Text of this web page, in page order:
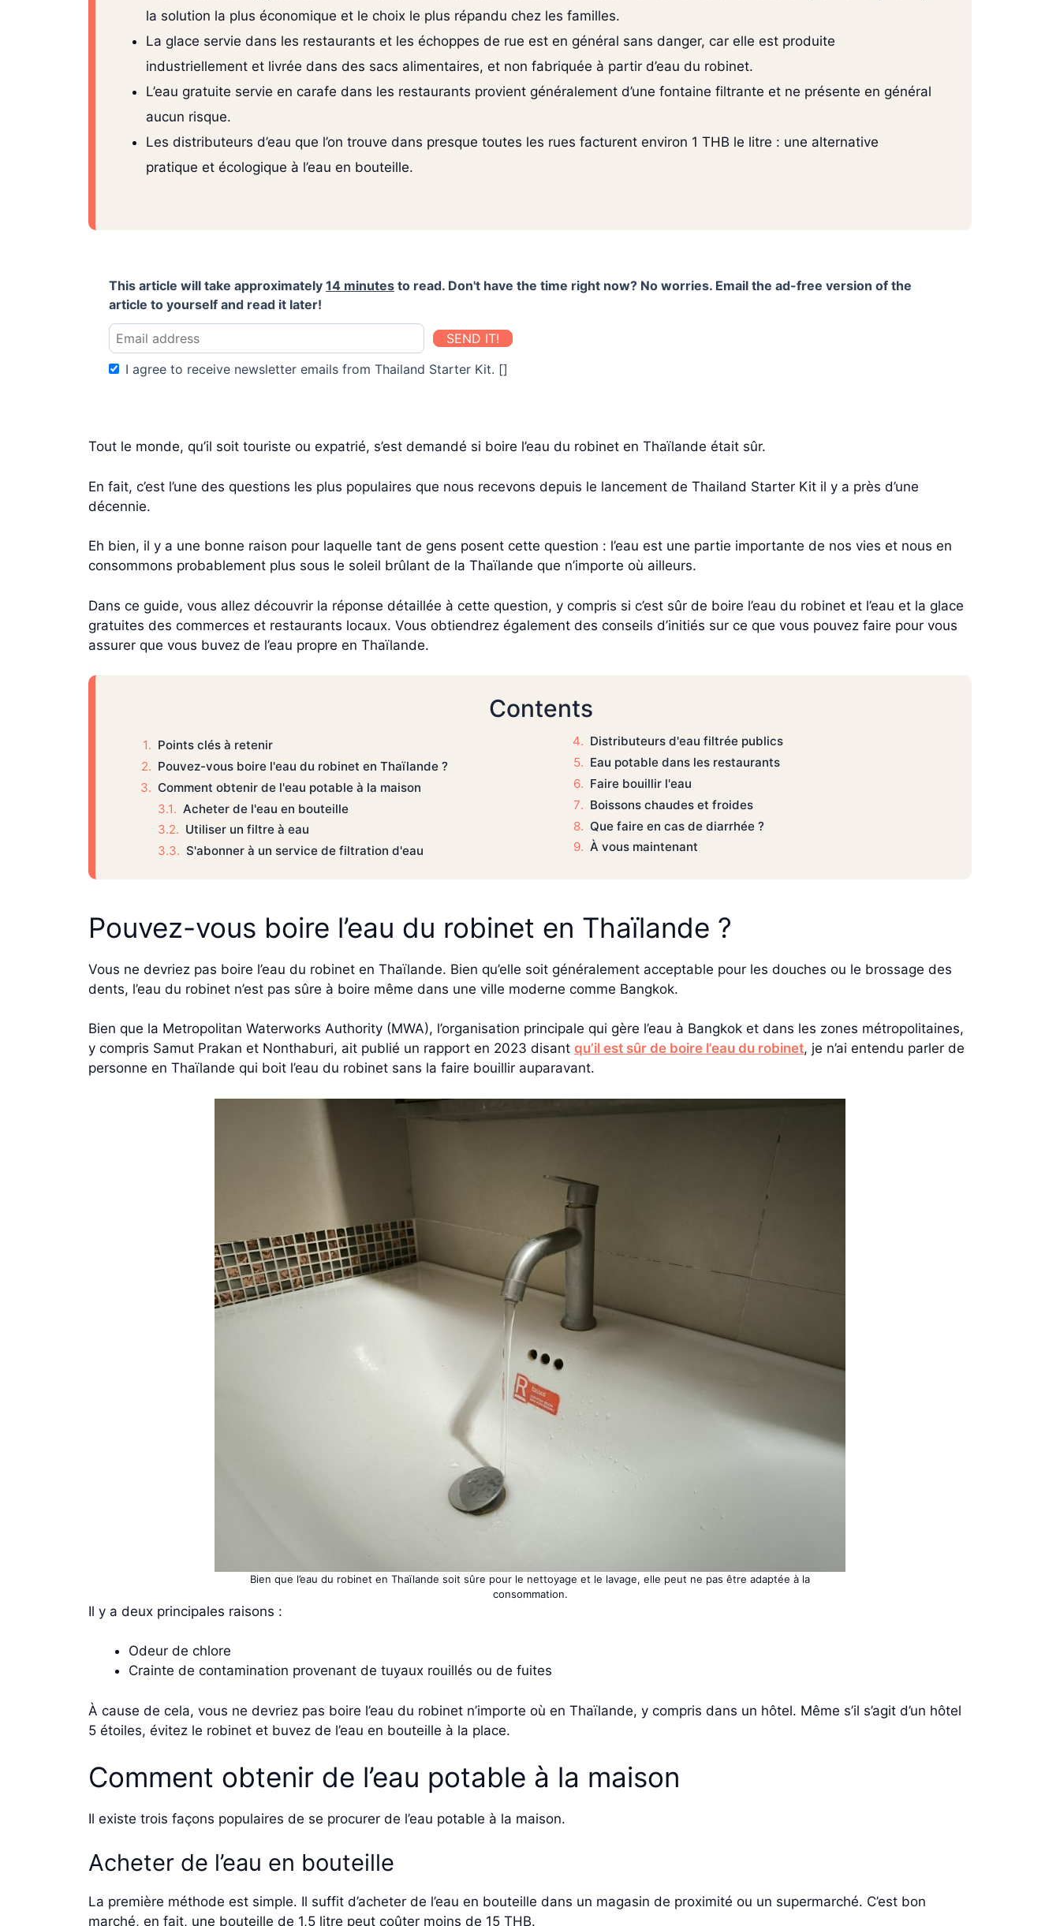
la solution la plus économique et le choix le plus répandu chez les familles.
La glace servie dans les restaurants et les échoppes de rue est en général sans danger, car elle est produite
industriellement et livrée dans des sacs alimentaires, et non fabriquée à partir d’eau du robinet.
L’eau gratuite servie en carafe dans les restaurants provient généralement d’une fontaine filtrante et ne présente en général
aucun risque.
Les distributeurs d’eau que l’on trouve dans presque toutes les rues facturent environ 1 THB le litre : une alternative
pratique et écologique à l’eau en bouteille.
This article will take approximately 14 minutes to read. Don't have the time right now? No worries. Email the ad-free version of the
article to yourself and read it later!
SEND IT!
I agree to receive newsletter emails from Thailand Starter Kit. []
Tout le monde, qu’il soit touriste ou expatrié, s’est demandé si boire l’eau du robinet en Thaïlande était sûr.
En fait, c’est l’une des questions les plus populaires que nous recevons depuis le lancement de Thailand Starter Kit il y a près d’une
décennie.
Eh bien, il y a une bonne raison pour laquelle tant de gens posent cette question : l’eau est une partie importante de nos vies et nous en
consommons probablement plus sous le soleil brûlant de la Thaïlande que n’importe où ailleurs.
Dans ce guide, vous allez découvrir la réponse détaillée à cette question, y compris si c’est sûr de boire l’eau du robinet et l’eau et la glace
gratuites des commerces et restaurants locaux. Vous obtiendrez également des conseils d’initiés sur ce que vous pouvez faire pour vous
assurer que vous buvez de l’eau propre en Thaïlande.
Contents
Points clés à retenir
Pouvez-vous boire l'eau du robinet en Thaïlande ?
Comment obtenir de l'eau potable à la maison
Acheter de l'eau en bouteille
Utiliser un filtre à eau
S'abonner à un service de filtration d'eau
Distributeurs d'eau filtrée publics
Eau potable dans les restaurants
Faire bouillir l'eau
Boissons chaudes et froides
Que faire en cas de diarrhée ?
À vous maintenant
Pouvez-vous boire l’eau du robinet en Thaïlande ?
Vous ne devriez pas boire l’eau du robinet en Thaïlande. Bien qu’elle soit généralement acceptable pour les douches ou le brossage des
dents, l’eau du robinet n’est pas sûre à boire même dans une ville moderne comme Bangkok.
Bien que la Metropolitan Waterworks Authority (MWA), l’organisation principale qui gère l’eau à Bangkok et dans les zones métropolitaines,
y compris Samut Prakan et Nonthaburi, ait publié un rapport en 2023 disant qu’il est sûr de boire l’eau du robinet, je n’ai entendu parler de
personne en Thaïlande qui boit l’eau du robinet sans la faire bouillir auparavant.
Bien que l’eau du robinet en Thaïlande soit sûre pour le nettoyage et le lavage, elle peut ne pas être adaptée à la
consommation.
Il y a deux principales raisons :
Odeur de chlore
Crainte de contamination provenant de tuyaux rouillés ou de fuites
À cause de cela, vous ne devriez pas boire l’eau du robinet n’importe où en Thaïlande, y compris dans un hôtel. Même s’il s’agit d’un hôtel
5 étoiles, évitez le robinet et buvez de l’eau en bouteille à la place.
Comment obtenir de l’eau potable à la maison
Il existe trois façons populaires de se procurer de l’eau potable à la maison.
Acheter de l’eau en bouteille
La première méthode est simple. Il suffit d’acheter de l’eau en bouteille dans un magasin de proximité ou un supermarché. C’est bon
marché, en fait, une bouteille de 1,5 litre peut coûter moins de 15 THB.